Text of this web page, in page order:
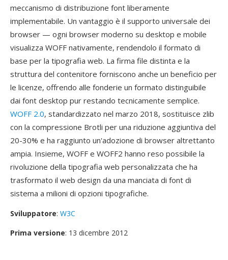
meccanismo di distribuzione font liberamente
implementabile. Un vantaggio è il supporto universale dei
browser — ogni browser moderno su desktop e mobile
visualizza WOFF nativamente, rendendolo il formato di
base per la tipografia web. La firma file distinta e la
struttura del contenitore forniscono anche un beneficio per
le licenze, offrendo alle fonderie un formato distinguibile
dai font desktop pur restando tecnicamente semplice.
WOFF 2.0, standardizzato nel marzo 2018, sostituisce zlib
con la compressione Brotli per una riduzione aggiuntiva del
20-30% e ha raggiunto un'adozione di browser altrettanto
ampia. Insieme, WOFF e WOFF2 hanno reso possibile la
rivoluzione della tipografia web personalizzata che ha
trasformato il web design da una manciata di font di
sistema a milioni di opzioni tipografiche.
Sviluppatore: W3C
Prima versione: 13 dicembre 2012